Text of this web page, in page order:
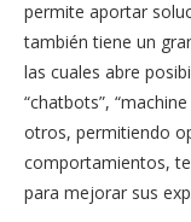
permite aportar
también tiene un
las cuales abre
“chatbots”,
otros, permitiendo
comportamientos,
para mejorar sus